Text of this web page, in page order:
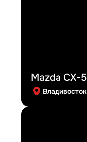
Mazda CX-5
Владивосток